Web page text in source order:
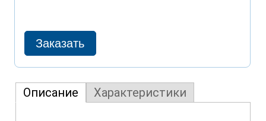
Описание Характеристики